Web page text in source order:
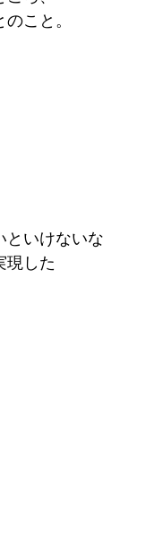
こと。
といけないな
現した